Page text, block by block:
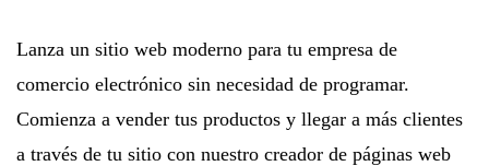
Lanza un sitio web moderno para tu empresa de
comercio electrónico sin necesidad de programar.
Comienza a vender tus productos y llegar a más clientes
a través de tu sitio con nuestro creador de páginas web